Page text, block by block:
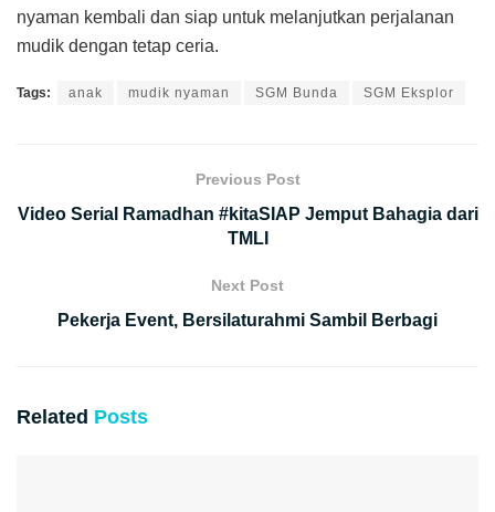
nyaman kembali dan siap untuk melanjutkan perjalanan
mudik dengan tetap ceria.
Tags: anak mudik nyaman SGM Bunda SGM Eksplor
Previous Post
Video Serial Ramadhan #kitaSIAP Jemput Bahagia dari
TMLI
Next Post
Pekerja Event, Bersilaturahmi Sambil Berbagi
Related Posts